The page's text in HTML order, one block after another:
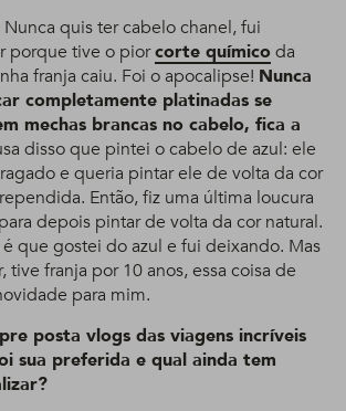
Nunca quis ter cabelo chanel, fui
porque tive o piorcorte químico da
franja caiu. Foi o apocalipse! Nunca
completamente platinadas se
mechas brancas no cabelo, fica a
disso que pintei o cabelo de azul: ele
e queria pintar ele de volta da cor
Então, fiz uma última loucura
depois pintar de volta da cor natural.
que gostei do azul e fui deixando. Mas
tive franja por 10 anos, essa coisa de
para mim.
posta vlogs das viagens incríveis
sua preferida e qual ainda tem